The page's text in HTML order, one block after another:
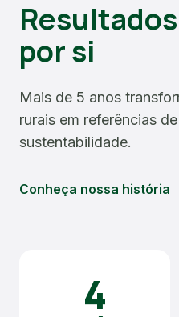
por si
Mais de 5 anos
rurais em referências
sustentabilidade.
Conheça nossa história
4